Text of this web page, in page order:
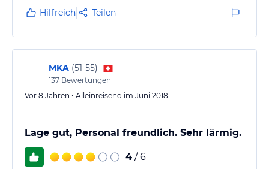
Hilfreich Teilen
MKA (51-55)
137 Bewertungen
Vor 8 Jahren • Alleinreisend im Juni 2018
Lage gut, Personal freundlich. Sehr lärmig.
4 / 6